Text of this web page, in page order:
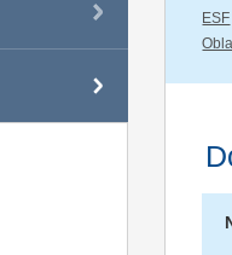
ESF